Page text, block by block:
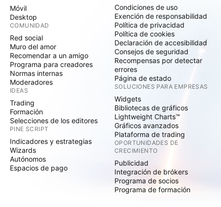
Móvil
Desktop
COMUNIDAD
Red social
Muro del amor
Recomendar a un amigo
Programa para creadores
Normas internas
Moderadores
IDEAS
Trading
Formación
Selecciones de los editores
PINE SCRIPT
Indicadores y estrategias
Wizards
Autónomos
Espacios de pago
Condiciones de uso
Exención de responsabilidad
Política de privacidad
Política de cookies
Declaración de accesibilidad
Consejos de seguridad
Recompensas por detectar
errores
Página de estado
SOLUCIONES PARA EMPRESAS
Widgets
Bibliotecas de gráficos
Lightweight Charts™
Gráficos avanzados
Plataforma de trading
OPORTUNIDADES DE
CRECIMIENTO
Publicidad
Integración de brókers
Programa de socios
Programa de formación